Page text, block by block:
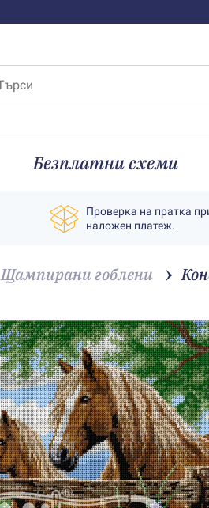
Безплатни схеми
Проверка на пратка
наложен платеж.
Щампирани гоблени